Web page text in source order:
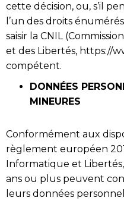
cette décision, ou, s’il
l’un des droits
saisir la CNIL
et des Libertés, https://
compétent.
DONNÉES
MINEURES
Conformément aux
règlement européen
Informatique et Libertés,
ans ou plus peuvent
leurs données